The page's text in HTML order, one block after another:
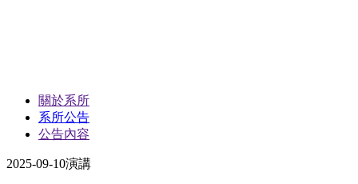
關於系所
系所公告
公告內容
2025-09-10演講